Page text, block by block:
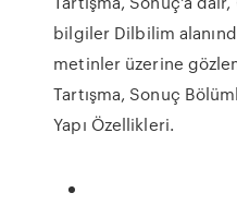
bilgiler Dilbilim
metinler üzerine
Tartışma, Sonuç
Yapı Özellikleri.